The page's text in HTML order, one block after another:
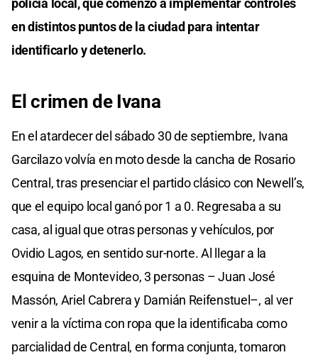
en distintos puntos de la ciudad para intentar
identificarlo y detenerlo.
El crimen de Ivana
En el atardecer del sábado 30 de septiembre, Ivana
Garcilazo volvía en moto desde la cancha de Rosario
Central, tras presenciar el partido clásico con Newell’s,
que el equipo local ganó por 1 a 0. Regresaba a su
casa, al igual que otras personas y vehículos, por
Ovidio Lagos, en sentido sur-norte. Al llegar a la
esquina de Montevideo, 3 personas – Juan José
Massón, Ariel Cabrera y Damián Reifenstuel–, al ver
venir a la víctima con ropa que la identificaba como
parcialidad de Central, en forma conjunta, tomaron